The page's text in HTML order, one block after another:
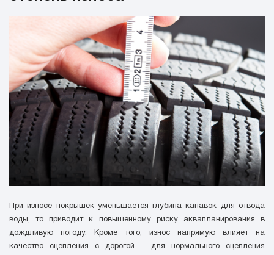
При износе покрышек уменьшается глубина канавок для отвода
воды, то приводит к повышенному риску аквапланирования в
дождливую погоду. Кроме того, износ напрямую влияет на
качество сцепления с дорогой – для нормального сцепления